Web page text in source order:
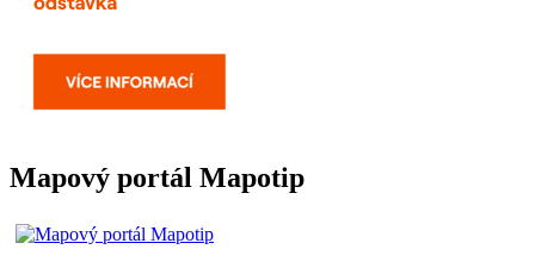
Mapový portál Mapotip